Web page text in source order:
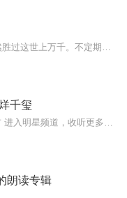
千玺
朗读专辑